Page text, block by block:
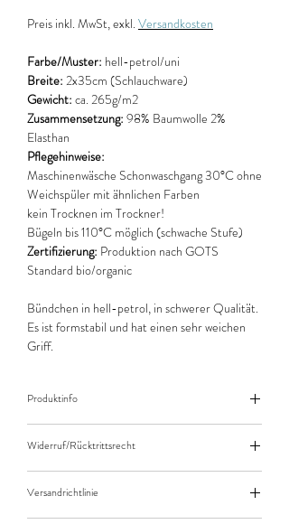
Preis inkl. MwSt, exkl. Versandkosten
Farbe/Muster: hell-petrol/uni
Breite: 2x35cm (Schlauchware)
Gewicht: ca. 265g/m2
Zusammensetzung: 98% Baumwolle 2%
Elasthan
Pflegehinweise:
Maschinenwäsche Schonwaschgang 30°C ohne
Weichspüler mit ähnlichen Farben
kein Trocknen im Trockner!
Bügeln bis 110°C möglich (schwache Stufe)
Zertifizierung: Produktion nach GOTS
Standard bio/organic
Bündchen in hell-petrol, in schwerer Qualität.
Es ist formstabil und hat einen sehr weichen
Griff.
Produktinfo
10cm (0,1m) Länge des Stoffes.
Bei einer Bestellung von zB. 50cm (0,5m)
daher bitte Anzahl 5 eingeben.
Widerruf/Rücktrittsrecht
Versandrichtlinie